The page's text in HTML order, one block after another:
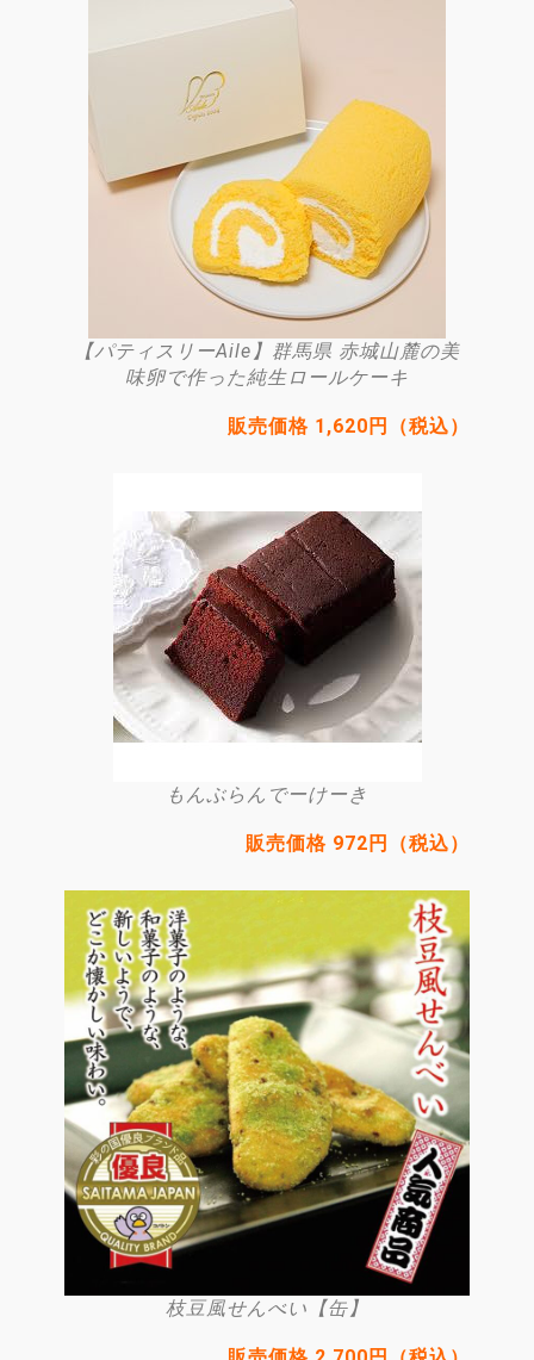
【パティスリーAile】群馬県 赤城山麓の美
味卵で作った純生ロールケーキ
販売価格 1,620円（税込）
もんぶらんでーけーき
販売価格 972円（税込）
枝豆風せんべい【缶】